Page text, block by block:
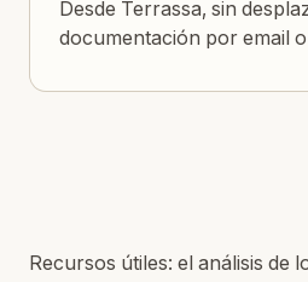
Desde Terrassa, sin
documentación por email
Recursos útiles: el análisis de